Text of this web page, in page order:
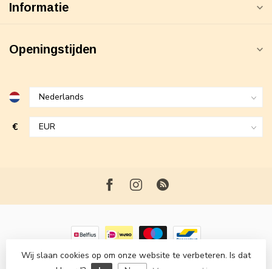
Informatie
Openingstijden
€
© Copyright 2026 Maxime Fashion- Powered byLightspeed-
Wij slaan cookies op om onze website te verbeteren. Is dat